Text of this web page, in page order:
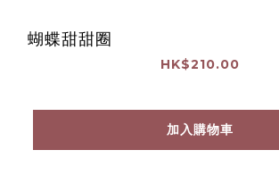
蝴蝶甜甜圈
HK$210.00
加入購物車